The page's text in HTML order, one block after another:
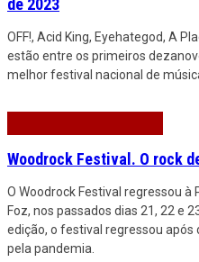
de 2023
OFF!, Acid King, Eyehategod, A
estão entre os primeiros
melhor festival nacional de
Woodrock Festival. O rock
O Woodrock Festival regressou à
Foz, nos passados dias 21, 22 e
edição, o festival regressou
pela pandemia.